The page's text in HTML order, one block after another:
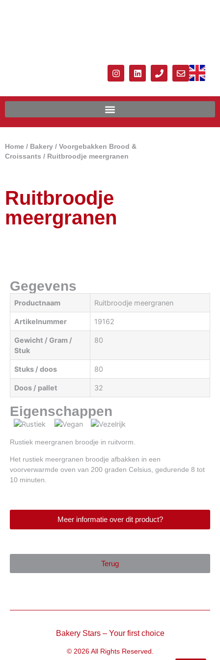
Home / Bakery / Voorgebakken Brood &
Croissants / Ruitbroodje meergranen
Ruitbroodje
meergranen
Gegevens
Productnaam Ruitbroodje meergranen
Artikelnummer 19162
Gewicht / Gram /
Stuk
80
Stuks / doos 80
Doos / pallet 32
Eigenschappen
Rustiek meergranen broodje in ruitvorm.
Het rustiek meergranen broodje afbakken in een
voorverwarmde oven van 200 graden Celsius, gedurende 8 tot
10 minuten.
Meer informatie over dit product?
Terug
Bakery Stars – Your first choice
© 2026 All Rights Reserved.